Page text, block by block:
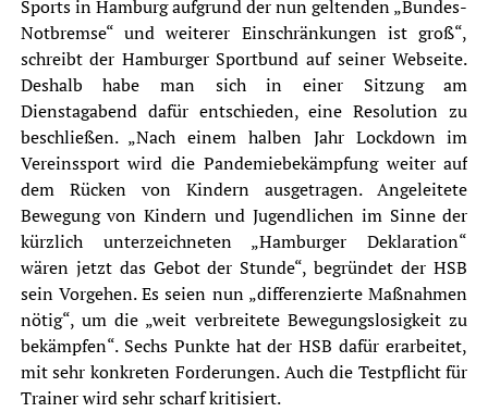
Sports in Hamburg aufgrund der nun geltenden „Bundes-
Notbremse“ und weiterer Einschränkungen ist groß“,
schreibt der Hamburger Sportbund auf seinerWebseite.
Deshalb habe man sich in einer Sitzung am
Dienstagabend dafür entschieden, eine Resolution zu
beschließen. „Nach einem halben Jahr Lockdown im
Vereinssport wird die Pandemiebekämpfung weiter auf
dem Rücken von Kindern ausgetragen. Angeleitete
Bewegung von Kindern und Jugendlichen im Sinne der
kürzlich unterzeichneten „Hamburger Deklaration“
wären jetzt das Gebot der Stunde“, begründet der HSB
sein Vorgehen. Es seien nun „differenzierte Maßnahmen
nötig“, um die „weit verbreitete Bewegungslosigkeit zu
bekämpfen“. Sechs Punkte hat der HSB dafür erarbeitet,
mit sehr konkreten Forderungen. Auch die Testpflicht für
Trainer wird sehr scharf kritisiert.